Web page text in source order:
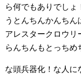
ら何でもありでしょ
うとんちんかんち
アレスタークロウリ
らんちんもとっちめ
な頭兵器化！な人に